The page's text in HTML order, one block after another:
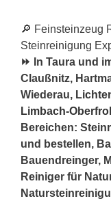
🔎 Feinsteinzeug
Steinreinigung
⏩ In Taura und
Claußnitz,
Wiederau,
Limbach-
Bereichen:
und bestellen,
Bauendreinger,
Reiniger für